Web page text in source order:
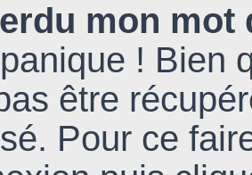
mon mot
! Bien
être
Pour ce